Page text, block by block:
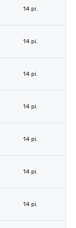
14 pi.
14 pi.
14 pi.
14 pi.
14 pi.
14 pi.
14 pi.